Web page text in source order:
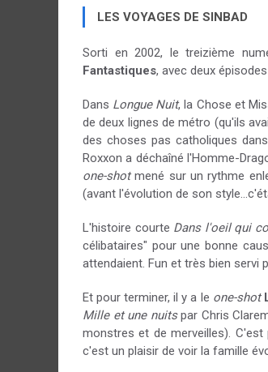
LES VOYAGES DE SINBAD
Sorti en 2002, le treizième
Fantastiques, avec deux
Dans Longue Nuit, la Chose et
de deux lignes de métro (qu'ils
des choses pas catholiques
Roxxon a déchaîné l'Homme-
one-shotmené sur un rythme
(avant l'évolution de son
L'histoire courte Dans l'oeil qui
célibataires" pour une bonne
attendaient. Fun et très bien servi
Et pour terminer, il y a le one-shot
Mille et une nuitspar Chris
monstres et de merveilles).
c'est un plaisir de voir la famille